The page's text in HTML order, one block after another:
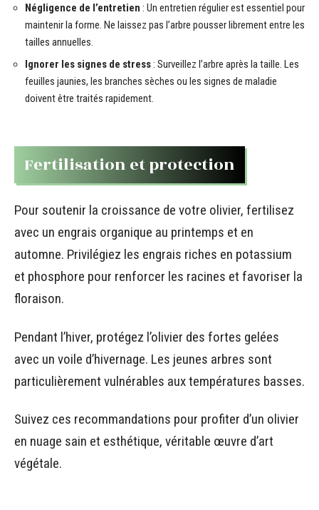
Négligence de l’entretien : Un entretien régulier est essentiel pour
maintenir la forme. Ne laissez pas l’arbre pousser librement entre les
tailles annuelles.
Ignorer les signes de stress: Surveillez l’arbre après la taille. Les
feuilles jaunies, les branches sèches ou les signes de maladie
doivent être traités rapidement.
Fertilisation et protection
Pour soutenir la croissance de votre olivier, fertilisez
avec un engrais organique au printemps et en
automne. Privilégiez les engrais riches en potassium
et phosphore pour renforcer les racines et favoriser la
floraison.
Pendant l’hiver, protégez l’olivier des fortes gelées
avec un voile d’hivernage. Les jeunes arbres sont
particulièrement vulnérables aux températures basses.
Suivez ces recommandations pour profiter d’un olivier
en nuage sain et esthétique, véritable œuvre d’art
végétale.